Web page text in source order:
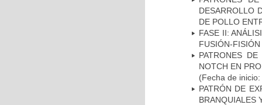
DESARROLLO
DE POLLO
FASE II:
FUSIÓN-
PATRONES
NOTCH EN
(Fecha de
PATRÓN DE
BRANQUIALES